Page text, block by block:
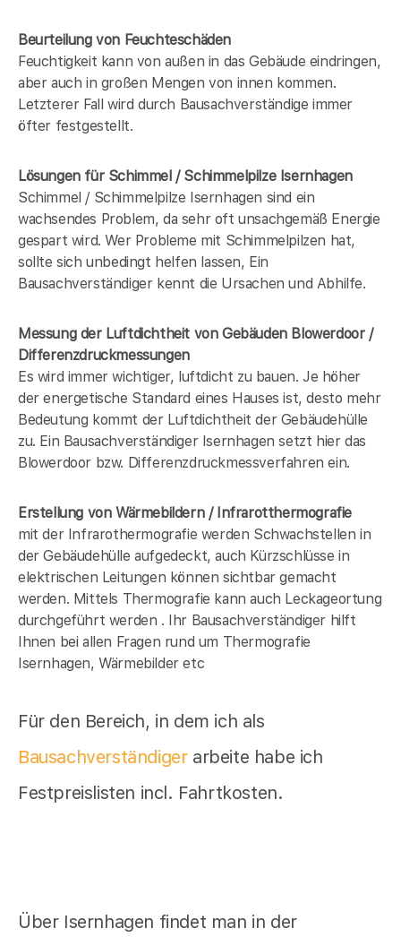
Beurteilung von Feuchteschäden
Feuchtigkeit kann von außen in das Gebäude eindringen,
aber auch in großen Mengen von innen kommen.
Letzterer Fall wird durch Bausachverständige immer
öfter festgestellt.
Lösungen für Schimmel / Schimmelpilze Isernhagen
Schimmel / Schimmelpilze Isernhagen sind ein
wachsendes Problem, da sehr oft unsachgemäß Energie
gespart wird. Wer Probleme mit Schimmelpilzen hat,
sollte sich unbedingt helfen lassen, Ein
Bausachverständiger kennt die Ursachen und Abhilfe.
Messung der Luftdichtheit von Gebäuden Blowerdoor /
Differenzdruckmessungen
Es wird immer wichtiger, luftdicht zu bauen. Je höher
der energetische Standard eines Hauses ist, desto mehr
Bedeutung kommt der Luftdichtheit der Gebäudehülle
zu. Ein Bausachverständiger Isernhagen setzt hier das
Blowerdoor bzw. Differenzdruckmessverfahren ein.
Erstellung von Wärmebildern / Infrarotthermografie
mit der Infrarothermografie werden Schwachstellen in
der Gebäudehülle aufgedeckt, auch Kürzschlüsse in
elektrischen Leitungen können sichtbar gemacht
werden. Mittels Thermografie kann auch Leckageortung
durchgeführt werden . Ihr Bausachverständiger hilft
Ihnen bei allen Fragen rund um Thermografie
Isernhagen, Wärmebilder etc
Für den Bereich, in dem ich als
Bausachverständigerarbeite habe ich
Festpreislisten incl. Fahrtkosten.
Über Isernhagen findet man in der